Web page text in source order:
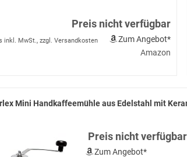
Preis nicht verfügbar
Zum Angebot*
inkl. MwSt., zzgl. Versandkosten
Amazon
Mini Handkaffeemühle aus Edelstahl mit
Preis nicht verfügbar
Zum Angebot*